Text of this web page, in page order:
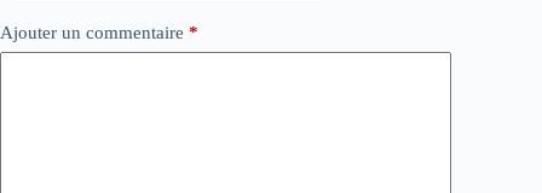
Ajouter un commentaire *